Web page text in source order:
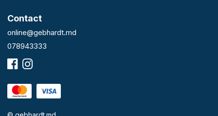
Contact
online@gebhardt.md
078943333